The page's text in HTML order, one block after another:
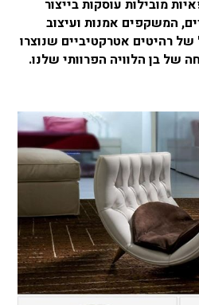
מובילות עוסקות בייצור
המשקפים אמנות ועיצוב
רהיטים אטרקטיביים שנוצרו
של בן הלוויה הפרוותי שלנו.